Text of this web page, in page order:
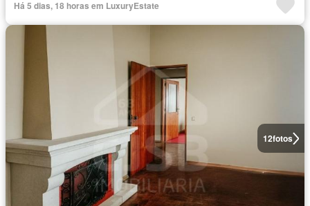
Há 5 dias, 18 horas em LuxuryEstate
12fotos